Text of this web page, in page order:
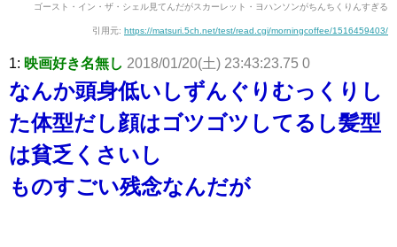
ゴースト・イン・ザ・シェル見てんだがスカーレット・ヨハンソンがちんちくりんすぎる
引用元: https://matsuri.5ch.net/test/read.cgi/morningcoffee/1516459403/
1: 映画好き名無し 2018/01/20(土) 23:43:23.75 0
なんか頭身低いしずんぐりむっくりし
た体型だし顔はゴツゴツしてるし髪型
は貧乏くさいし
ものすごい残念なんだが